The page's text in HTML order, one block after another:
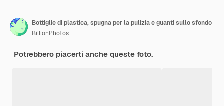
Bottiglie di plastica, spugna per la pulizia e guanti sullo sfondo
BillionPhotos
Potrebbero piacerti anche queste foto.